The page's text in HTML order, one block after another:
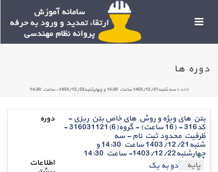
دوره ها
خانه »سه شنبه1403/12/21 ساعت 14:30 و چهارشنبه1403/12/22- ساعت 14:30
بتن های ویژه و روش های خاص بتن ریزی -
کد316 - (16 ساعت) - گروه(6)316031121 -
ظرفیت محدود ثبت نام - سه
شنبه1403/12/21 ساعت 14:30 و
چهارشنبه1403/12/22- ساعت 14:30
پایه
دو به یک